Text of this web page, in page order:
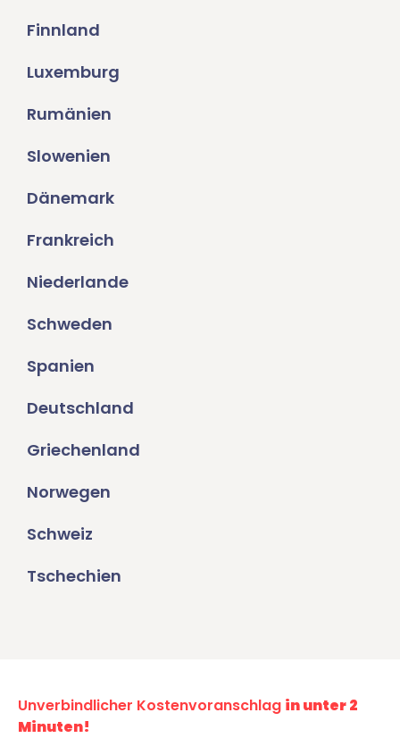
Finnland
Luxemburg
Rumänien
Slowenien
Dänemark
Frankreich
Niederlande
Schweden
Spanien
Deutschland
Griechenland
Norwegen
Schweiz
Tschechien
Unverbindlicher Kostenvoranschlag in unter 2
Minuten!